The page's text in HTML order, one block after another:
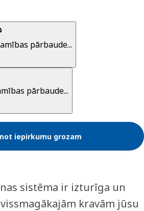
pārbaude...
pārbaude...
iepirkumu grozam
sistēma ir izturīga un
kravām jūsu